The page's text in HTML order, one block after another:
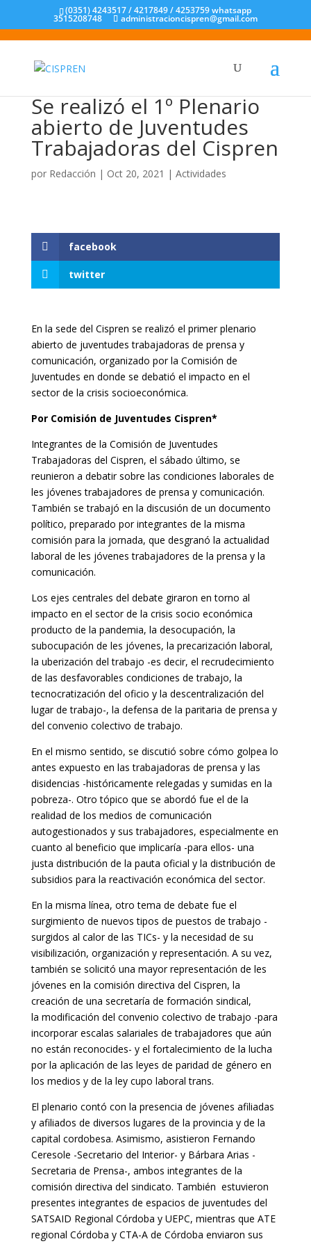
(0351) 4243517 / 4217849 / 4253759 whatsapp
3515208748 administracioncispren@gmail.com
Se realizó el 1º Plenario
abierto de Juventudes
Trabajadoras del Cispren
por Redacción | Oct 20, 2021 | Actividades
facebook
twitter
En la sede del Cispren se realizó el primer plenario
abierto de juventudes trabajadoras de prensa y
comunicación, organizado por la Comisión de
Juventudes en donde se debatió el impacto en el
sector de la crisis socioeconómica.
Por Comisión de Juventudes Cispren*
Integrantes de la Comisión de Juventudes
Trabajadoras del Cispren, el sábado último, se
reunieron a debatir sobre las condiciones laborales de
les jóvenes trabajadores de prensa y comunicación.
También se trabajó en la discusión de un documento
político, preparado por integrantes de la misma
comisión para la jornada, que desgranó la actualidad
laboral de les jóvenes trabajadores de la prensa y la
comunicación.
Los ejes centrales del debate giraron en torno al
impacto en el sector de la crisis socio económica
producto de la pandemia, la desocupación, la
subocupación de les jóvenes, la precarización laboral,
la uberización del trabajo -es decir, el recrudecimiento
de las desfavorables condiciones de trabajo, la
tecnocratización del oficio y la descentralización del
lugar de trabajo-, la defensa de la paritaria de prensa y
del convenio colectivo de trabajo.
En el mismo sentido, se discutió sobre cómo golpea lo
antes expuesto en las trabajadoras de prensa y las
disidencias -históricamente relegadas y sumidas en la
pobreza-. Otro tópico que se abordó fue el de la
realidad de los medios de comunicación
autogestionados y sus trabajadores, especialmente en
cuanto al beneficio que implicaría -para ellos- una
justa distribución de la pauta oficial y la distribución de
subsidios para la reactivación económica del sector.
En la misma línea, otro tema de debate fue el
surgimiento de nuevos tipos de puestos de trabajo -
surgidos al calor de las TICs- y la necesidad de su
visibilización, organización y representación. A su vez,
también se solicitó una mayor representación de les
jóvenes en la comisión directiva del Cispren, la
creación de una secretaría de formación sindical,
la modificación del convenio colectivo de trabajo -para
incorporar escalas salariales de trabajadores que aún
no están reconocides- y el fortalecimiento de la lucha
por la aplicación de las leyes de paridad de género en
los medios y de la ley cupo laboral trans.
El plenario contó con la presencia de jóvenes afiliadas
y afiliados de diversos lugares de la provincia y de la
capital cordobesa. Asimismo, asistieron Fernando
Ceresole -Secretario del Interior- y Bárbara Arias -
Secretaria de Prensa-, ambos integrantes de la
comisión directiva del sindicato. También estuvieron
presentes integrantes de espacios de juventudes del
SATSAID Regional Córdoba y UEPC, mientras que ATE
regional Córdoba y CTA-A de Córdoba enviaron sus